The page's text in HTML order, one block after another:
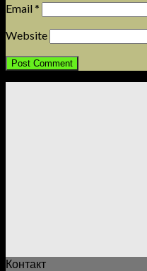
Email*
Website
Контакт